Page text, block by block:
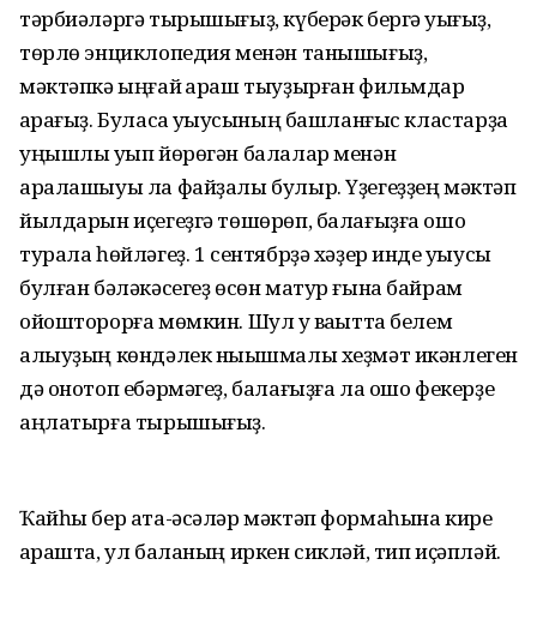
тәрбиәләргә тырышығыҙ, күберәк бергә уҡығыҙ,
төрлө энциклопедия менән танышығыҙ,
мәктәпкә ыңғай ҡараш тыуҙырған фильмдар
ҡарағыҙ. Буласаҡ уҡыусының башланғыс кластарҙа
уңышлы уҡып йөрөгән балалар менән
аралашыуы ла файҙалы булыр. Үҙегеҙҙең мәктәп
йылдарын иҫегеҙгә төшөрөп, балағыҙға ошо
турала һөйләгеҙ. 1 сентябрҙә хәҙер инде уҡыусы
булған бәләкәсегеҙ өсөн матур ғына байрам
ойошторорға мөмкин. Шул уҡ ваҡытта белем
алыуҙың көндәлек ныҡышмалы хеҙмәт икәнлеген
дә онотоп ебәрмәгеҙ, балағыҙға ла ошо фекерҙе
аңлатырға тырышығыҙ.
Ҡайһы бер ата-әсәләр мәктәп формаһына кире
ҡарашта, ул баланың иркен сикләй, тип иҫәпләй.